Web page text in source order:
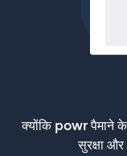
क्योंकि powr पैमाने के
सुरक्षा और